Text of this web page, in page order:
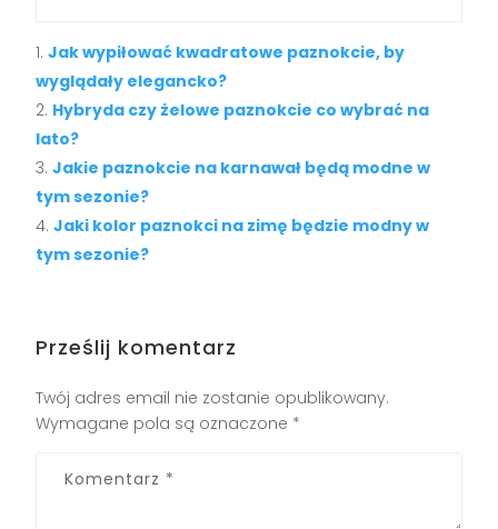
Jak wypiłować kwadratowe paznokcie, by
wyglądały elegancko?
Hybryda czy żelowe paznokcie co wybrać na
lato?
Jakie paznokcie na karnawał będą modne w
tym sezonie?
Jaki kolor paznokci na zimę będzie modny w
tym sezonie?
Prześlij komentarz
Twój adres email nie zostanie opublikowany.
Wymagane pola są oznaczone *